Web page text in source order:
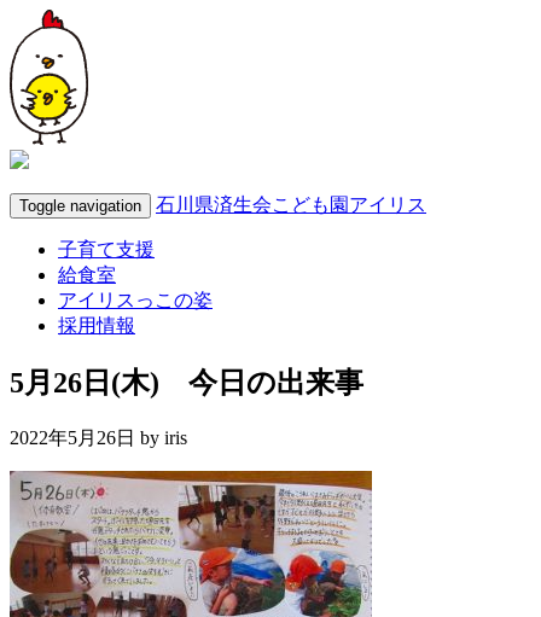
Toggle navigation 石川県済生会こども園アイリス
子育て支援
給食室
アイリスっこの姿
採用情報
5月26日(木) 今日の出来事
2022年5月26日 by iris